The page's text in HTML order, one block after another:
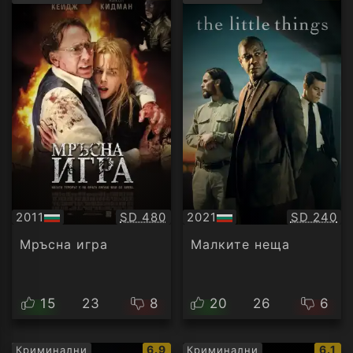
рейтинг:
2011
БГ
аудио
Качество:
SD 480
Мръсна игра
15 23 8
2021
БГ
аудио
SD 240
Малките неща
20 26 6
Криминални IMDb
6.9 Криминални IMDb
6.1